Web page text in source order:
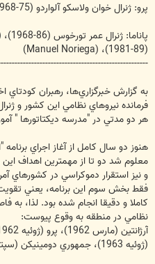
پرو: ژنرال خوان ولاسكو آلواردو (75-1968)، (Juan Velasco Alvardo)
(89-1981)، (Manuel Noriega)
به گزارش خبرگزاري‌ها، رهبران كودتاي
فرمانده نيروهاي نظامي اين كشور و
هر دو مدتي در "مدرسه ديكتاتورها "
هنوز دو سال كامل از آغاز اجراي
معلوم شد دو تا از مهمترين اهداف
و نيز استقرار دموكراسي در كشورهاي
فقط بخش سوم اين برنامه، يعني
نظامي در منطقه به وقوع پيوست:
(ژوئيه 1963)، جمهوري دومينيكن (سپتامبر 1963)، هندوراس (اكتبر 1963)؛